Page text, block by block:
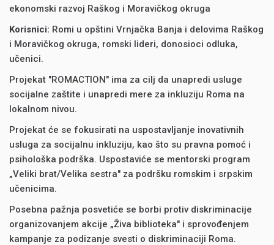
ekonomski razvoj Raškog i Moravičkog okruga
Korisnici: Romi u opštini Vrnjačka Banja i delovima Raškog
i Moravičkog okruga, romski lideri, donosioci odluka,
učenici.
Projekat "ROMACTION" ima za cilj da unapredi usluge
socijalne zaštite i unapredi mere za inkluziju Roma na
lokalnom nivou.
Projekat će se fokusirati na uspostavljanje inovativnih
usluga za socijalnu inkluziju, kao što su pravna pomoć i
psihološka podrška. Uspostaviće se mentorski program
„Veliki brat/Velika sestra" za podršku romskim i srpskim
učenicima.
Posebna pažnja posvetiće se borbi protiv diskriminacije
organizovanjem akcije „Živa biblioteka" i sprovođenjem
kampanje za podizanje svesti o diskriminaciji Roma.